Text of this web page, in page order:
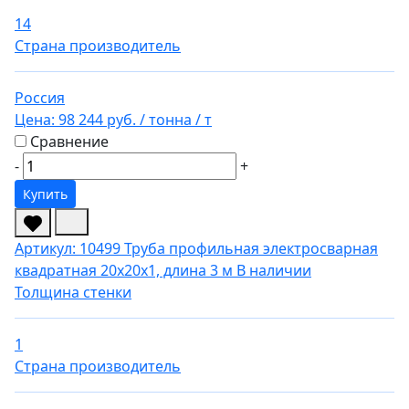
14
Страна производитель
Россия
Цена: 98 244 руб. / тонна / т
Сравнение
-
+
Купить
Артикул: 10499Труба профильная электросварная
квадратная 20х20х1, длина 3 м В наличии
Толщина стенки
1
Страна производитель